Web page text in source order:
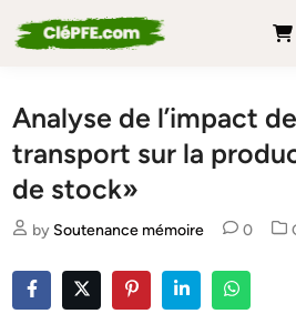
to
Analyse de l’impact
transport sur la
de stock»
by Soutenance mémoire 0